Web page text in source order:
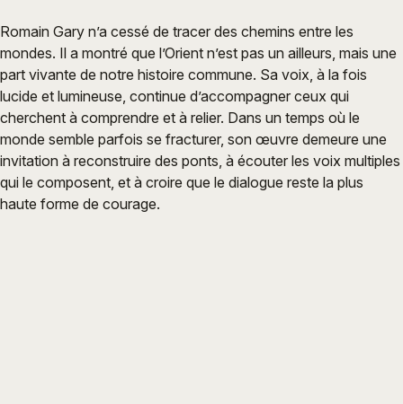
Romain Gary n’a cessé de tracer des chemins entre les
mondes. Il a montré que l’Orient n’est pas un ailleurs, mais une
part vivante de notre histoire commune. Sa voix, à la fois
lucide et lumineuse, continue d’accompagner ceux qui
cherchent à comprendre et à relier. Dans un temps où le
monde semble parfois se fracturer, son œuvre demeure une
invitation à reconstruire des ponts, à écouter les voix multiples
qui le composent, et à croire que le dialogue reste la plus
haute forme de courage.